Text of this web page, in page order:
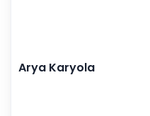
Arya Karyola